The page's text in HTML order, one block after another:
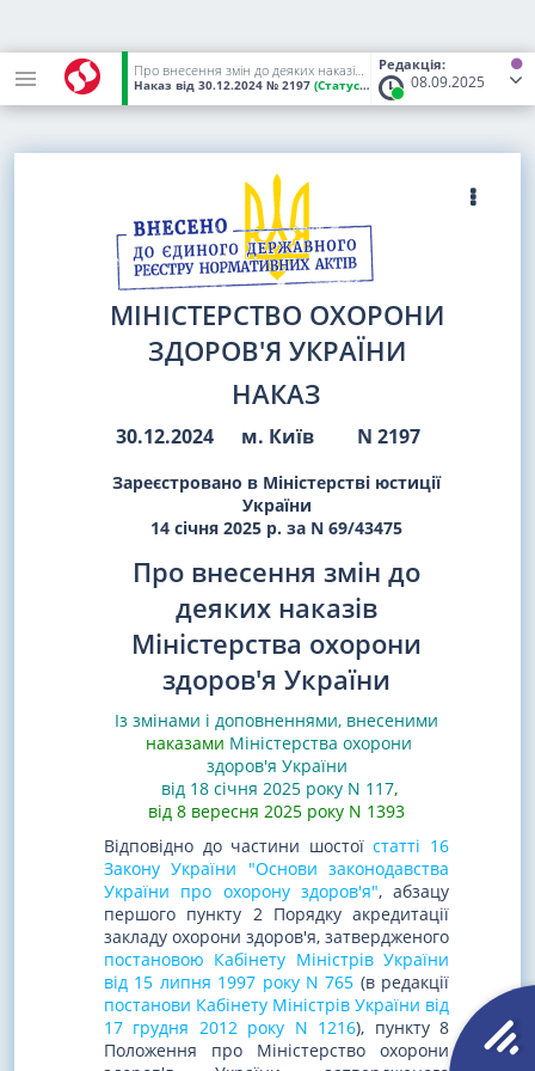
Редакція:
08.09.2025
Про внесення змін до деяких наказів Міністерства охорони здоров'я України
Наказ від 30.12.2024 № 2197 (Статус: Чинний)
МІНІСТЕРСТВО ОХОРОНИ
ЗДОРОВ'Я УКРАЇНИ
НАКАЗ
30.12.2024 м. Київ N 2197
Зареєстровано в Міністерстві юстиції
України
14 січня 2025 р. за N 69/43475
Про внесення змін до
деяких наказів
Міністерства охорони
здоров'я України
Із змінами і доповненнями, внесеними
наказами Міністерства охорони
здоров'я України
від 18 січня 2025 року N 117,
від 8 вересня 2025 року N 1393
Відповідно до частини шостоїстатті 16
Закону України "Основи законодавства
України про охорону здоров'я", абзацу
першого пункту 2 Порядку акредитації
закладу охорони здоров'я, затвердженого
постановою Кабінету Міністрів України
від 15 липня 1997 року N 765 (в редакції
постанови Кабінету Міністрів України від
17 грудня 2012 року N 1216), пункту 8
Положення про Міністерство охорони